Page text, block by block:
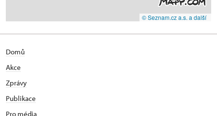
© Seznam.cz a.s. a další
Domů
Akce
Zprávy
Publikace
Pro média